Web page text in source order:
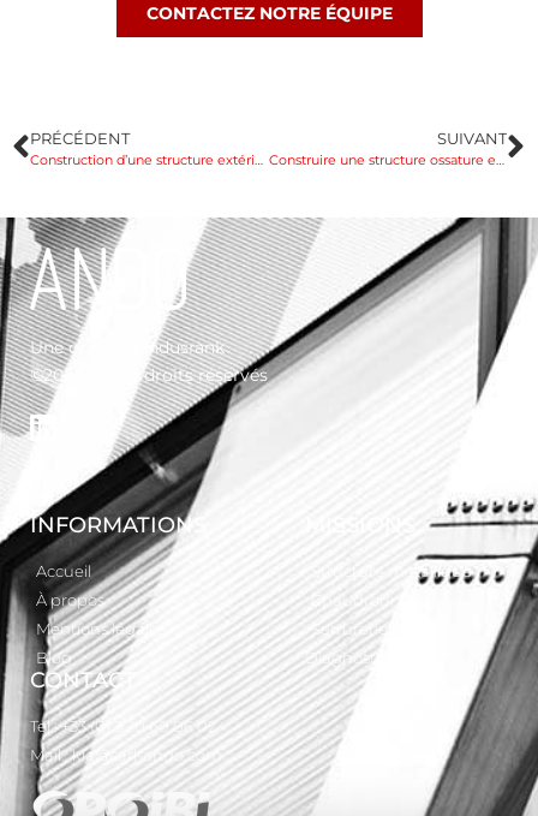
CONTACTEZ NOTRE ÉQUIPE
PRÉCÉDENT SUIVANT
Une création
Indusrank
©2023 – Tous droits réservés
INFORMATIONS
Accueil
À propos
Mentions légales
Blog
Structure métallique
Chaudronnerie
Serrurerie
Diagnostic
CONTACT
Tel : +33 (0) 3 20 60 06 02
Mail : kla@sarl-ando.com